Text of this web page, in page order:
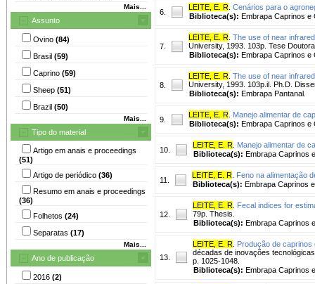
Mais...
Assunto
Ovino (84)
Brasil (59)
Caprino (59)
Sheep (51)
Brazil (50)
Mais...
Tipo do material
Artigo em anais e proceedings
(51)
Artigo de periódico (36)
Resumo em anais e proceedings
(36)
Folhetos (24)
Separatas (17)
Mais...
Ano de publicação
2016 (2)
6.
LEITE, E. R Cenários para o
Biblioteca(s): Embrapa Caprinos e
7.
LEITE, E. R The use of near
University, 1993. 103p. Tese
Biblioteca(s): Embrapa Caprinos e
8.
LEITE, E. R The use of near
University, 1993. 103p.il. Ph.D.
Biblioteca(s): Embrapa Pantanal.
9.
LEITE, E. R Manejo alimentar de
Biblioteca(s): Embrapa Caprinos e
10.
LEITE, E. R Manejo alimentar de
Biblioteca(s): Embrapa Caprinos
11.
LEITE, E. R Feno na alimentação
Biblioteca(s): Embrapa Caprinos
12.
LEITE, E. R Fecal indices for
79p. Thesis.
Biblioteca(s): Embrapa Caprinos
13.
LEITE, E. R Produção de
décadas de inovações
p. 1025-1048.
Biblioteca(s): Embrapa Caprinos